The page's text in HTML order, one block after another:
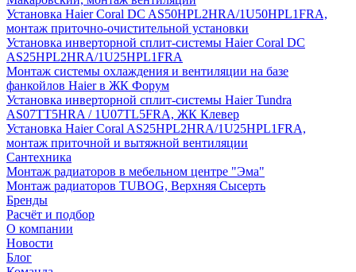
Установка Haier Coral DC AS50HPL2HRA/1U50HPL1FRA,
монтаж приточно-очистительной установки
Установка инверторной сплит-системы Haier Coral DC
AS25HPL2HRA/1U25HPL1FRA
Монтаж системы охлаждения и вентиляции на базе
фанкойлов Haier в ЖК Форум
Установка инверторной сплит-системы Haier Tundra
AS07TT5HRA / 1U07TL5FRA, ЖК Клевер
Установка Haier Coral AS25HPL2HRA/1U25HPL1FRA,
монтаж приточной и вытяжной вентиляции
Сантехника
Монтаж радиаторов в мебельном центре "Эма"
Монтаж радиаторов TUBOG, Верхняя Сысерть
Бренды
Расчёт и подбор
О компании
Новости
Блог